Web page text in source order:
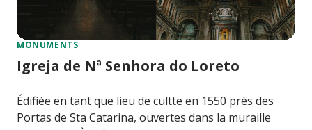
MONUMENTS
Igreja de Nª Senhora do Loreto
Édifiée en tant que lieu de cultte en 1550 près des
Portas de Sta Catarina, ouvertes dans la muraille